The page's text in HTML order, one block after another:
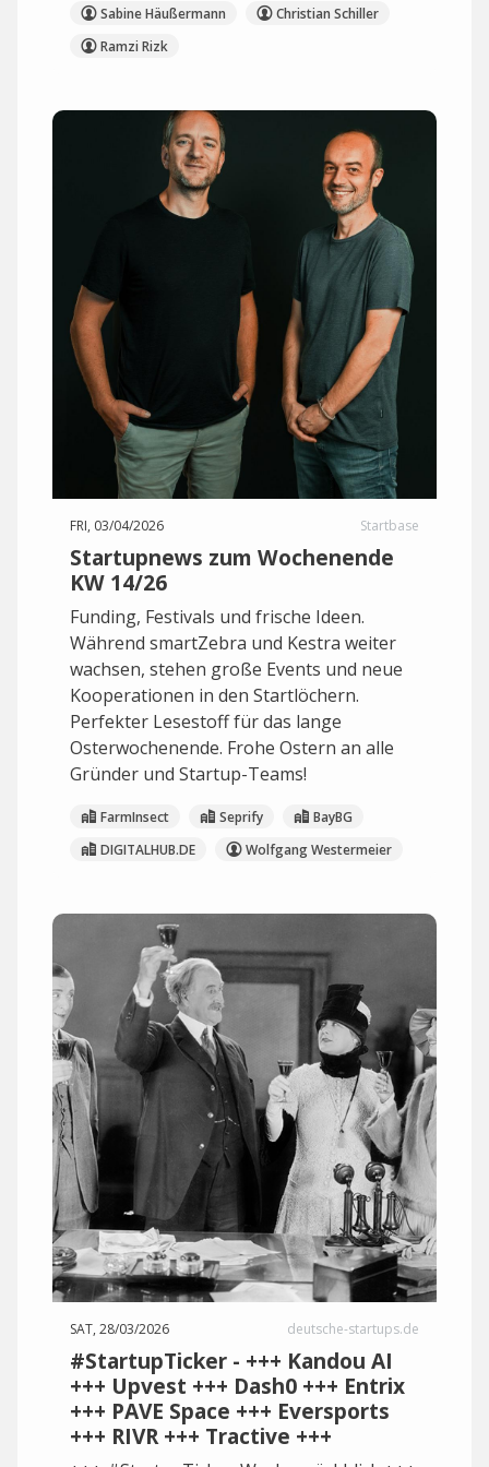
Sabine Häußermann
Christian Schiller
Ramzi Rizk
FRI, 03/04/2026 Startbase
Startupnews zum Wochenende
KW 14/26
Funding, Festivals und frische Ideen.
Während smartZebra und Kestra weiter
wachsen, stehen große Events und neue
Kooperationen in den Startlöchern.
Perfekter Lesestoff für das lange
Osterwochenende. Frohe Ostern an alle
Gründer und Startup-Teams!
FarmInsect Seprify
BayBG
DIGITALHUB.DE
Wolfgang Westermeier
SAT, 28/03/2026 deutsche-startups.de
#StartupTicker - +++ Kandou AI
+++ Upvest +++ Dash0 +++ Entrix
+++ PAVE Space +++ Eversports
+++ RIVR +++ Tractive +++